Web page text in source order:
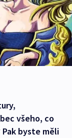
všeho, co
byste měli